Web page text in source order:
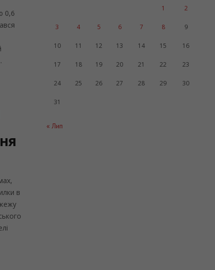
0,6
в
« Лип
1 2
3 4 5 6 7 8 9
10 11 12 13 14 15 16
17 18 19 20 21 22 23
24 25 26 27 28 29 30
31